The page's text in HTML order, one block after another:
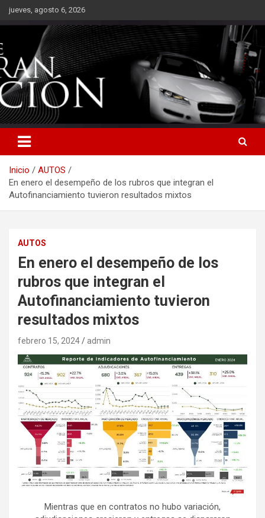
Saltarjueves, agosto 6, 2026
Inicio
AUTOS
En enero el desempeño de los rubros que integran el
Autofinanciamiento tuvieron resultados mixtos
AUTOS
En enero el desempeño de los
rubros que integran el
Autofinanciamiento tuvieron
resultados mixtos
febrero 15, 2024 admin
Mientras que en contratos no hubo variación,